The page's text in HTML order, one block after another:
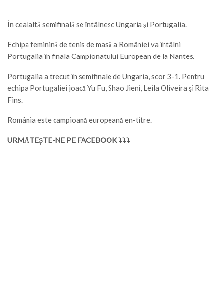
În cealaltă semifinală se întâlnesc Ungaria şi Portugalia.
Echipa feminină de tenis de masă a României va întâlni
Portugalia în finala Campionatului European de la Nantes.
Portugalia a trecut în semifinale de Ungaria, scor 3-1. Pentru
echipa Portugaliei joacă Yu Fu, Shao Jieni, Leila Oliveira şi Rita
Fins.
România este campioană europeană en-titre.
URMĂTEȘTE-NE PE FACEBOOK ⤵⤵⤵